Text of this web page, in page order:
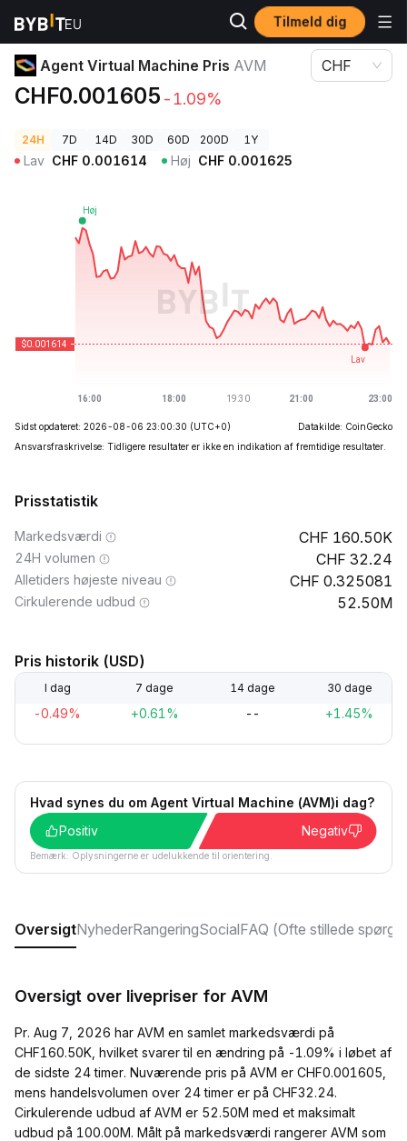
Tilmeld dig
Kryptopriser Agent Virtual Machine Pris AVM
Agent Virtual Machine Pris AVM
CHF0.001605 -1.09%
CHF
24H 7D 14D 30D 60D 200D 1Y
Lav CHF 0.001614 Høj CHF 0.001625
Sidst opdateret: 2026-08-06 23:00:30 (UTC+0)
Datakilde: CoinGecko
Ansvarsfraskrivelse: Tidligere resultater er ikke en indikation af fremtidige resultater.
Prisstatistik
Markedsværdi 160.50K
24H volumen 32.24
Alletiders højeste niveau 0.325081
Cirkulerende udbud 52.50M
Pris historik (USD)
I dag 7 dage 14 dage 30 dage
-0.49% +0.61% -- +1.45%
Hvad synes du om Agent Virtual Machine (AVM)i dag?
Positiv
Negativ
Bemærk: Oplysningerne er udelukkende til orientering.
OversigtNyhederRangeringSocialFAQ (Ofte stillede
Oversigt over livepriser for AVM
Pr. Aug 7, 2026 har AVM en samlet markedsværdi på
CHF160.50K, hvilket svarer til en ændring på -1.09% i løbet af
de sidste 24 timer. Nuværende pris på AVM er CHF0.001605,
mens handelsvolumen over 24 timer er på CHF32.24.
Cirkulerende udbud af AVM er 52.50M med et maksimalt
udbud på 100.00M. Målt på markedsværdi rangerer AVM som